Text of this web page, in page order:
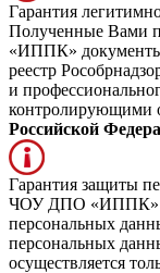
Гарантия
Полученные Вами
«ИППК» документы
реестр
и
контролирующими
Российской
Гарантия защиты
ЧОУ ДПО «ИППК»
персональных
персональных
осуществляется